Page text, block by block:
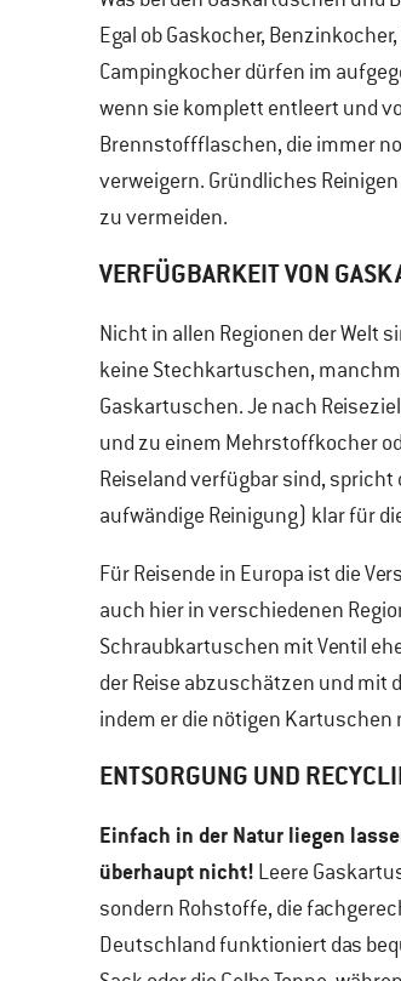
Egal ob Gaskocher,
Campingkocher dürfen im
wenn sie komplett entleert und
Brennstoffflaschen, die immer
verweigern. Gründliches
zu vermeiden.
VERFÜGBARKEIT VON
Nicht in allen Regionen der Welt
keine Stechkartuschen,
Gaskartuschen. Je nach
und zu einem Mehrstoffkocher
Reiseland verfügbar sind,
aufwändige Reinigung) klar für
Für Reisende in Europa ist die
auch hier in verschiedenen
Schraubkartuschen mit Ventil
der Reise abzuschätzen und mit
indem er die nötigen Kartuschen
ENTSORGUNG UND
Einfach in der Natur liegen
überhaupt nicht! Leere
sondern Rohstoffe, die
Deutschland funktioniert das